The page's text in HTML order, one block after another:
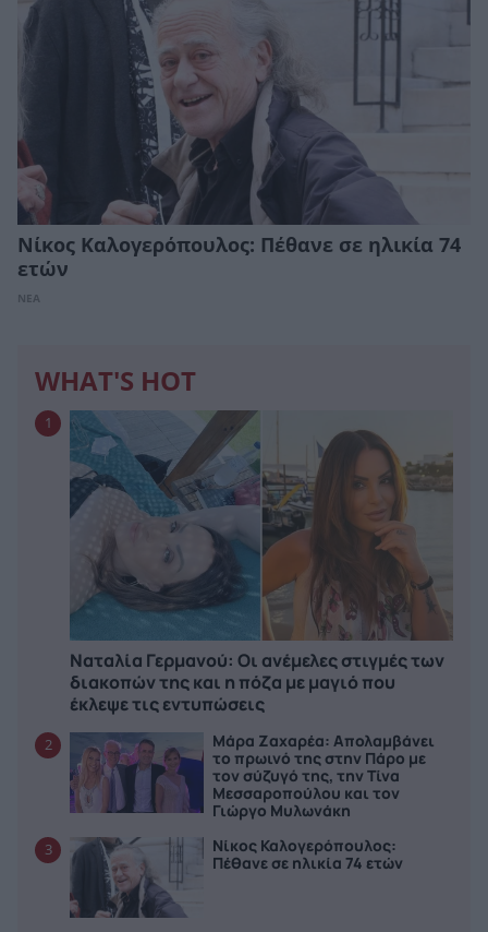
Νίκος Καλογερόπουλος: Πέθανε σε ηλικία 74
ετών
ΝΕΑ
WHAT'S HOT
1
Ναταλία Γερμανού: Οι ανέμελες στιγμές των
διακοπών της και η πόζα με μαγιό που
έκλεψε τις εντυπώσεις
2
Μάρα Ζαχαρέα: Απολαμβάνει
το πρωινό της στην Πάρο με
τον σύζυγό της, την Τίνα
Μεσσαροπούλου και τον
Γιώργο Μυλωνάκη
3
Νίκος Καλογερόπουλος:
Πέθανε σε ηλικία 74 ετών